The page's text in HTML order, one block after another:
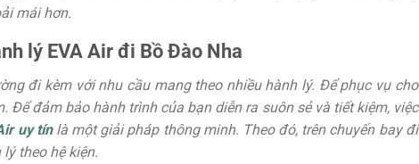
mái hơn.
lý EVA Air đi Bồ Đào Nha
đi kèm với nhu cầu mang theo nhiều hành lý. Để phục vụ cho
Để đảm bảo hành trình của bạn diễn ra suôn sẻ và tiết kiệm, việc
uy tínlà một giải pháp thông minh. Theo đó, trên chuyến bay đi
theo hệ kiện.